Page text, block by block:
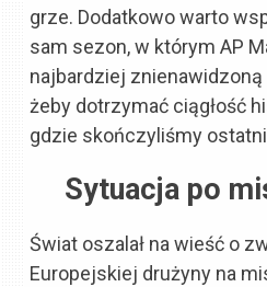
grze. Dodatkowo warto
sam sezon, w którym AP
najbardziej
żeby dotrzymać ciągłość
gdzie skończyliśmy
Sytuacja po
Świat oszalał na wieść o
Europejskiej drużyny na